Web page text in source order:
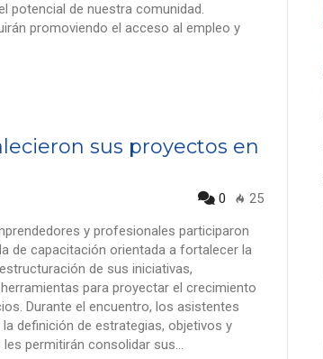
potencial de nuestra comunidad.
promoviendo el acceso al empleo y
sus proyectos en
0 25
y profesionales participaron
de capacitación orientada a fortalecer la
de sus iniciativas,
para proyectar el crecimiento
Durante el encuentro, los asistentes
definición de estrategias, objetivos y
les permitirán consolidar sus…